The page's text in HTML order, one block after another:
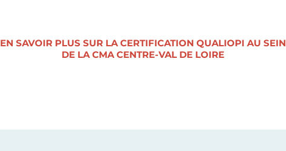
EN SAVOIR PLUS SUR LA CERTIFICATION QUALIOPI AU SEIN
DE LA CMA CENTRE-VAL DE LOIRE